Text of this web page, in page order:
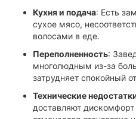
Кухня и подача: Есть
сухое мясо,
волосами в еде.
Переполненность:
многолюдным из-за
затрудняет спокойный
Технические
доставляют